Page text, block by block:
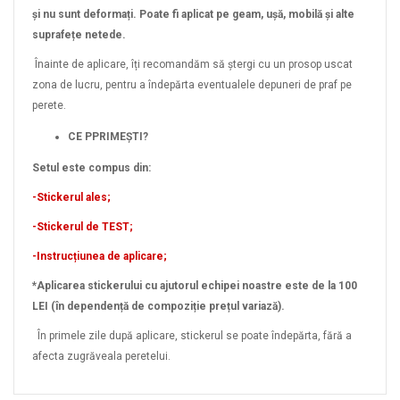
și nu sunt deformați. Poate fi aplicat pe geam, ușă, mobilă și alte
suprafețe netede.
Înainte de aplicare, îți recomandăm să ștergi cu un prosop uscat
zona de lucru, pentru a îndepărta eventualele depuneri de praf pe
perete.
CE PPRIMEȘTI?
Setul este compus din:
-Stickerul ales;
-Stickerul de TEST;
-Instrucțiunea de aplicare;
*Aplicarea stickerului cu ajutorul echipei noastre este de la 100
LEI (în dependență de compoziție prețul variază).
În primele zile după aplicare, stickerul se poate îndepărta, fără a
afecta zugrăveala peretelui.